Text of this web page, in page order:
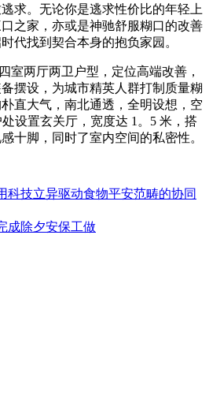
求。无论你是逃求性价比的年轻上
之家，亦或是神驰舒服糊口的改善
代找到契合本身的抱负家园。
两厅两卫户型，定位高端改善，
摆设，为城市精英人群打制质量糊
直大气，南北通透，全明设想，空
设置玄关厅，宽度达 1。5 米，搭
十脚，同时了室内空间的私密性。
科技立异驱动食物平安范畴的协同
成除夕安保工做